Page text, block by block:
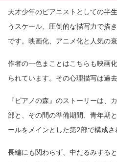
天才少年のピアニストとしての半
うスケール、圧倒的な描写力で描
です。映画化、アニメ化と人気の
作者の一色まことはこちらも映画
られています。その心理描写は過
『ピアノの森』のストーリーは、
部と、その間の準備期間、青年期
ールをメインとした第2部で構成
長編にも関わらず、中だるみする